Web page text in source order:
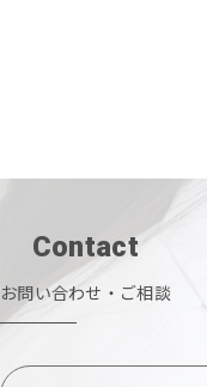
Contact
お問い合わせ・ご相談